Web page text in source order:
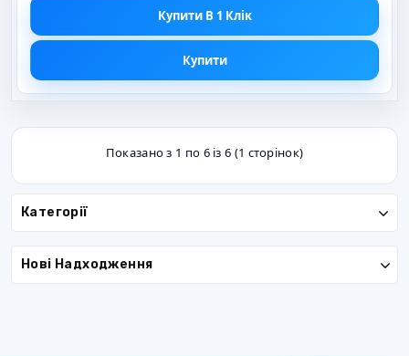
Купити В 1 Клік
Купити
Показано з 1 по 6 із 6 (1 сторінок)
Категорії
Нові Надходження